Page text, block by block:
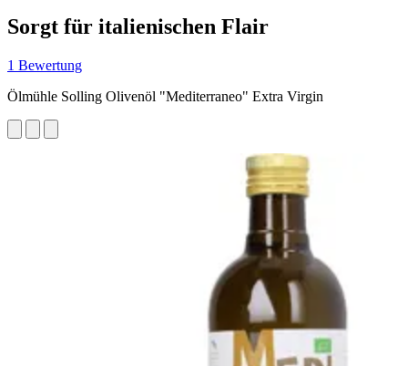
Sorgt für italienischen Flair
1 Bewertung
Ölmühle Solling Olivenöl "Mediterraneo" Extra Virgin